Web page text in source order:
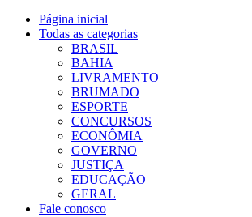
Página inicial
Todas as categorias
BRASIL
BAHIA
LIVRAMENTO
BRUMADO
ESPORTE
CONCURSOS
ECONÔMIA
GOVERNO
JUSTIÇA
EDUCAÇÃO
GERAL
Fale conosco